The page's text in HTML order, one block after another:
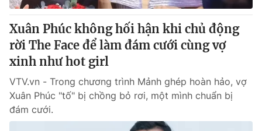
Câu chuyện quốc tế
Thị trường
Góc doanh nghiệp
Dữ liệu và đời sống
Truyền hình
Phim VTV
Hậu trường
Nhân vật
Giải trí
Điện ảnh
Âm nhạc
Đời sống
Xuân Phúc không hối hận khi chủ động
rời The Face để làm đám cưới cùng vợ
xinh như hot girl
VTV.vn - Trong chương trình Mảnh ghép hoàn hảo, vợ
Xuân Phúc "tố" bị chồng bỏ rơi, một mình chuẩn bị
đám cưới.